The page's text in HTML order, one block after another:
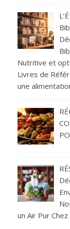
Nutritive et
Livres de
une
un Air Pur Chez